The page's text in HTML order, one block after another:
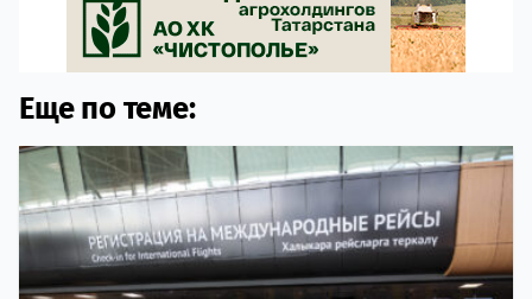
Еще по теме: